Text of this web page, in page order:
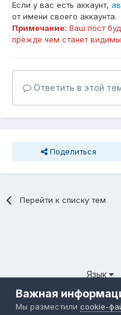
Если у вас есть аккаунт,
от имени своего аккаунта.
Примечание: Ваш пост
прежде чем станет
Ответить в этой
Поделиться
Перейти к списку тем
Язык
© 2025 СООБЩЕСТВО
Powered
Важная
Мы разместилиcookie-